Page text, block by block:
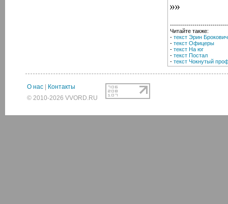
Читайте также:
- текст Эрин Брокович
- текст Офицеры
- текст На юг
- текст Постал
- текст Чокнутый
О нас
Контакты
© 2010-2026 VVORD.RU